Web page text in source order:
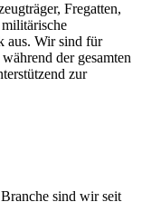
Fregatten,
aus. Wir sind für
der gesamten
zur
sind wir seit